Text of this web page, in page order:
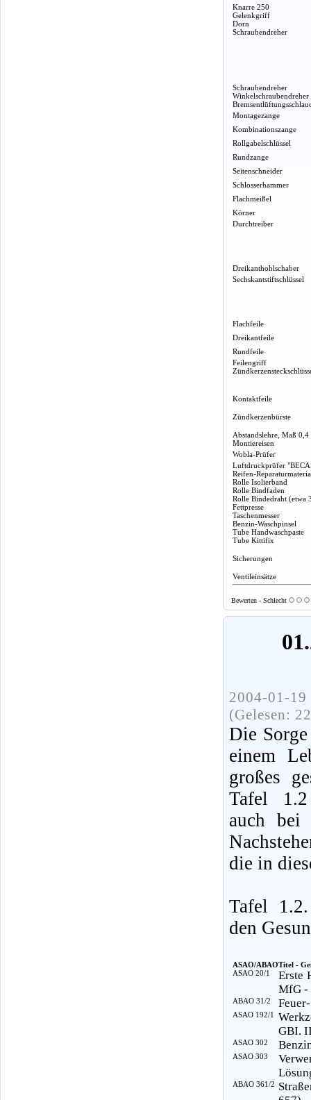
Knarre 250
Gelenkgriff
Dorn
Schraubendreher
Schraubendreher
Winkelschraubendreher
Montagezange
Kombinationszange
Rollgabelschlüssel
Rundzange
Seitenschneider
Schlosserhammer
Flachmeißel
Körner
Durchtreiber
Dreikanthohlschaber
Sechskantstiftschlüssel
Flachfeile
Dreikantfeile
Rundfeile
Feilengriff
Kontaktfeile
Zündkerzenbürste
Abstandslehre, Maß
Montiereisen
Wobla-Prüfer
Luftdruckprüfer
Reifen-
Rolle Isolierband
Rolle Bindfaden
Rolle Bindedraht (etwa
Fettpresse
Taschenmesser
Benzin-Waschpinsel
Tube Handwaschpaste
Tube Kittifix
Sicherungen
Ventileinsätze
Bewerten - Schlecht
2004-01-
(Gelesen:
Die
einem
großes
Tafel 1.2
auch bei
die in
Tafel
den
ASAO/ABAOTitel -
ASAO 20/1
Erste
MfG -
ABAO 31/2
ASAO 192/1
GBI.
ASAO 302
ASAO 303
ABAO 361/2